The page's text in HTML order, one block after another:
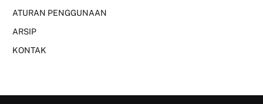
ATURAN PENGGUNAAN
ARSIP
KONTAK